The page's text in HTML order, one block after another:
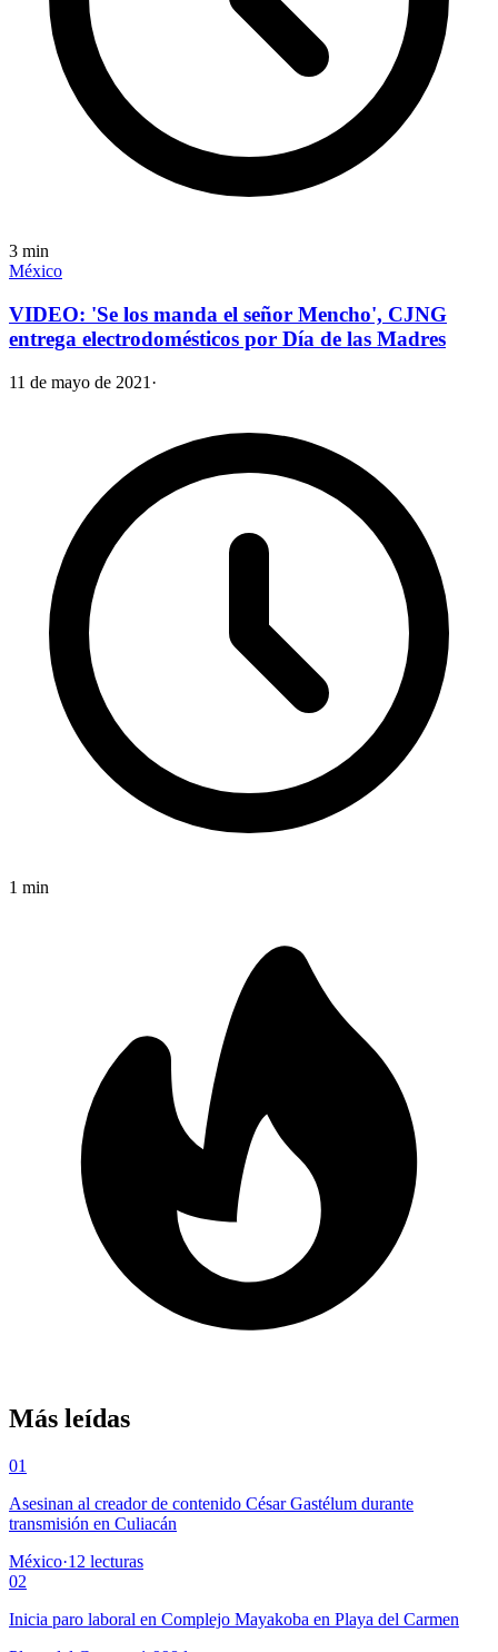
3 min
México
VIDEO: 'Se los manda el señor Mencho', CJNG
entrega electrodomésticos por Día de las Madres
11 de mayo de 2021 ·
1 min
Más leídas
01
Asesinan al creador de contenido César Gastélum durante
transmisión en Culiacán
México·12 lecturas
02
Inicia paro laboral en Complejo Mayakoba en Playa del Carmen